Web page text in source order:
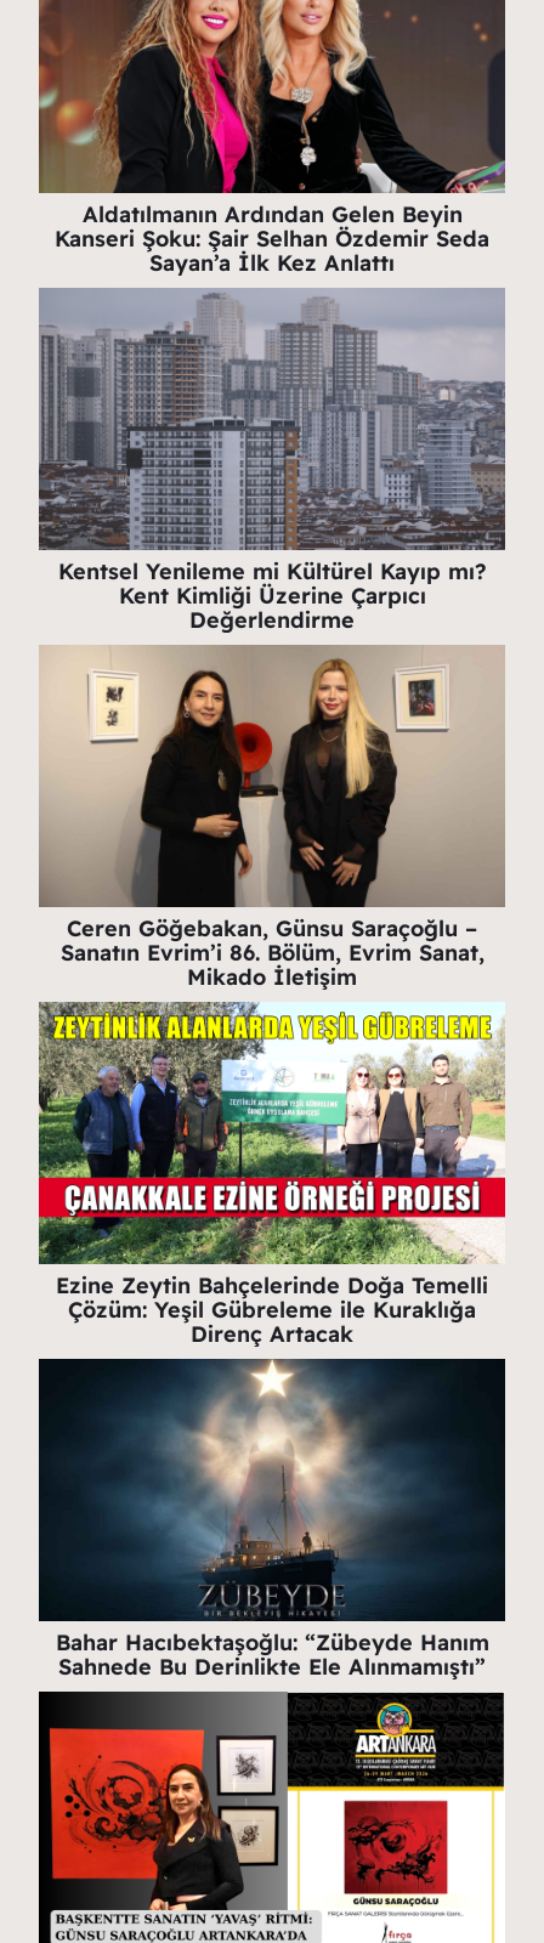
Aldatılmanın Ardından Gelen Beyin
Kanseri Şoku: Şair Selhan Özdemir Seda
Sayan’a İlk Kez Anlattı
Kentsel Yenileme mi Kültürel Kayıp mı?
Kent Kimliği Üzerine Çarpıcı
Değerlendirme
Ceren Göğebakan, Günsu Saraçoğlu –
Sanatın Evrim’i 86. Bölüm, Evrim Sanat,
Mikado İletişim
Ezine Zeytin Bahçelerinde Doğa Temelli
Çözüm: Yeşil Gübreleme ile Kuraklığa
Direnç Artacak
Bahar Hacıbektaşoğlu: “Zübeyde Hanım
Sahnede Bu Derinlikte Ele Alınmamıştı”